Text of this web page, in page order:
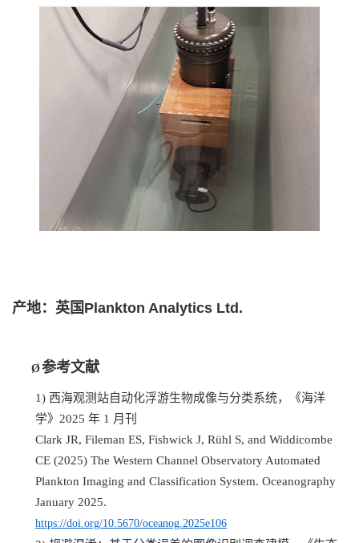
产地：英国Plankton Analytics Ltd.
Ø参考文献
1) 西海观测站自动化浮游生物成像与分类系统，《海洋
学》 2025 年 1 月刊
Clark JR, Fileman ES, Fishwick J, Rühl S, and Widdicombe
CE (2025) The Western Channel Observatory Automated
Plankton Imaging and Classification System. Oceanography
January 2025.
https://doi.org/10.5670/oceanog.2025e106